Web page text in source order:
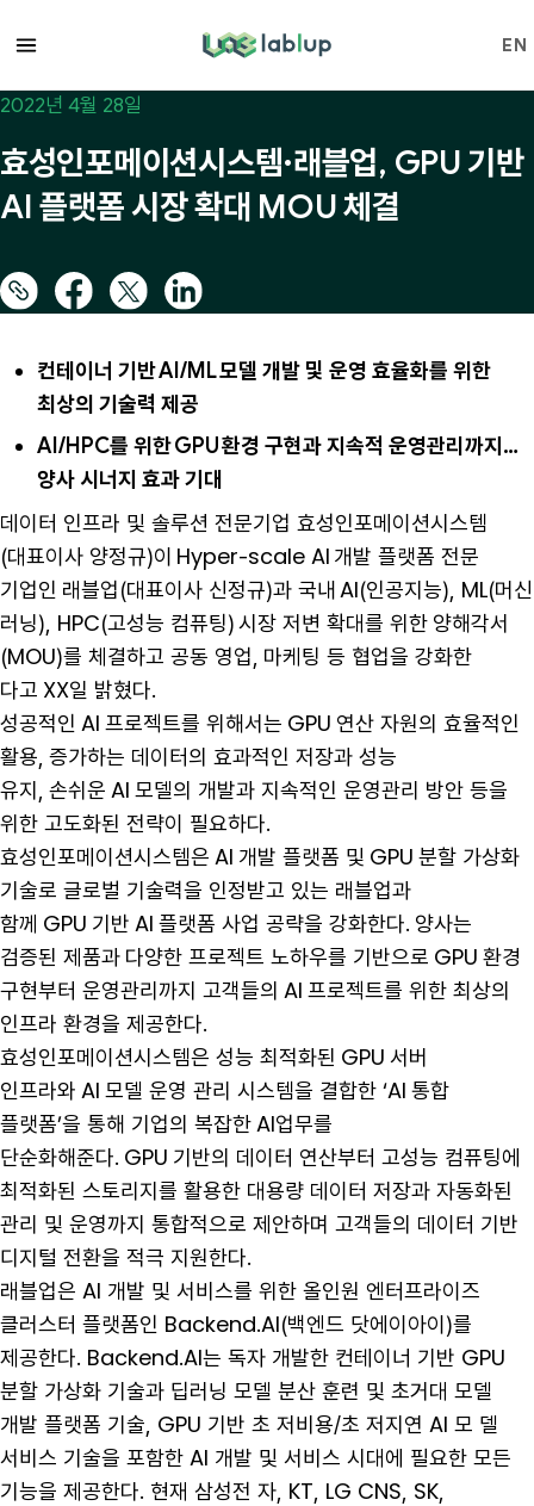
lablup.com EN
2022년 4월 28일
효성인포메이션시스템·래블업, GPU 기반
AI 플랫폼 시장 확대 MOU 체결
컨테이너 기반 AI/ML 모델 개발 및 운영 효율화를 위한
최상의 기술력 제공
AI/HPC를 위한 GPU 환경 구현과 지속적 운영관리까지…
양사 시너지 효과 기대
데이터 인프라 및 솔루션 전문기업 효성인포메이션시스템
(대표이사 양정규)이 Hyper-scale AI 개발 플랫폼 전문
기업인 래블업(대표이사 신정규)과 국내 AI(인공지능), ML(머신
러닝), HPC(고성능 컴퓨팅) 시장 저변 확대를 위한 양해각서
(MOU)를 체결하고 공동 영업, 마케팅 등 협업을 강화한
다고 XX일 밝혔다.
성공적인 AI 프로젝트를 위해서는 GPU 연산 자원의 효율적인
활용, 증가하는 데이터의 효과적인 저장과 성능
유지, 손쉬운 AI 모델의 개발과 지속적인 운영관리 방안 등을
위한 고도화된 전략이 필요하다.
효성인포메이션시스템은 AI 개발 플랫폼 및 GPU 분할 가상화
기술로 글로벌 기술력을 인정받고 있는 래블업과
함께 GPU 기반 AI 플랫폼 사업 공략을 강화한다. 양사는
검증된 제품과 다양한 프로젝트 노하우를 기반으로 GPU 환경
구현부터 운영관리까지 고객들의 AI 프로젝트를 위한 최상의
인프라 환경을 제공한다.
효성인포메이션시스템은 성능 최적화된 GPU 서버
인프라와 AI 모델 운영 관리 시스템을 결합한 ‘AI 통합
플랫폼’을 통해 기업의 복잡한 AI업무를
단순화해준다. GPU 기반의 데이터 연산부터 고성능 컴퓨팅에
최적화된 스토리지를 활용한 대용량 데이터 저장과 자동화된
관리 및 운영까지 통합적으로 제안하며 고객들의 데이터 기반
디지털 전환을 적극 지원한다.
래블업은 AI 개발 및 서비스를 위한 올인원 엔터프라이즈
클러스터 플랫폼인 Backend.AI(백엔드 닷에이아이)를
제공한다. Backend.AI는 독자 개발한 컨테이너 기반 GPU
분할 가상화 기술과 딥러닝 모델 분산 훈련 및 초거대 모델
개발 플랫폼 기술, GPU 기반 초 저비용/초 저지연 AI 모 델
서비스 기술을 포함한 AI 개발 및 서비스 시대에 필요한 모든
기능을 제공한다. 현재 삼성전 자, KT, LG CNS, SK,